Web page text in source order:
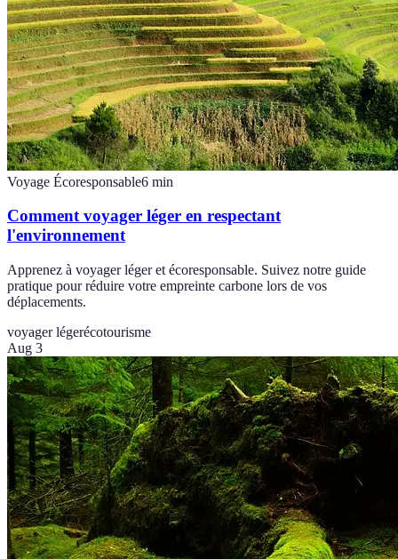
Voyage Écoresponsable6 min
Comment voyager léger en respectant
l'environnement
Apprenez à voyager léger et écoresponsable. Suivez notre guide
pratique pour réduire votre empreinte carbone lors de vos
déplacements.
voyager légerécotourisme
Aug 3